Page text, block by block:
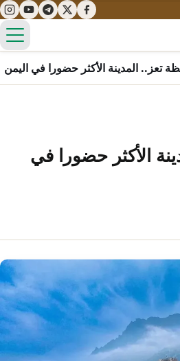
تعز.. المدينة الأكثر حضورا في اليمن
الأكثر حضورا في